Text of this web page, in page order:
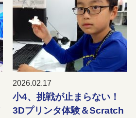
2026.02.17
小4、挑戦が止まらない！
3Dプリンタ体験＆Scratch